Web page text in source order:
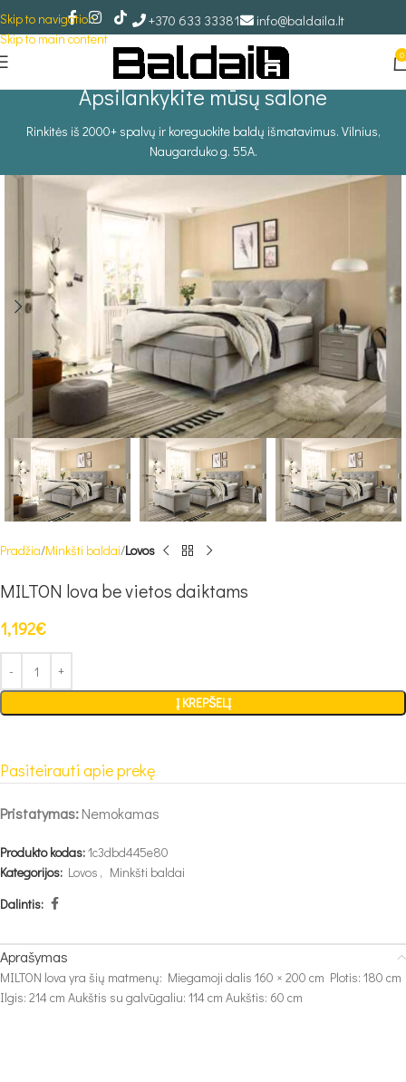
Skip to navigation
Skip to main content
+370 633 33381 info@baldaila.lt
0
Apsilankykite mūsų salone
Rinkitės iš 2000+ spalvų ir koreguokite baldų išmatavimus. Vilnius,
Naugarduko g. 55A.
Pradžia Minkšti baldai Lovos
MILTON lova be vietos daiktams
1,192€
Į KREPŠELĮ
Pasiteirauti apie prekę
Pristatymas:Nemokamas
Produkto kodas:1c3dbd445e80
Kategorijos: Lovos , Minkšti baldai
Dalintis:
Aprašymas
MILTON lova yra šių matmenų: Miegamoji dalis 160 × 200 cm Plotis: 180 cm
Ilgis: 214 cm Aukštis su galvūgaliu: 114 cm Aukštis: 60 cm